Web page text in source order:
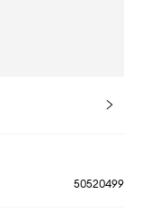
50520499